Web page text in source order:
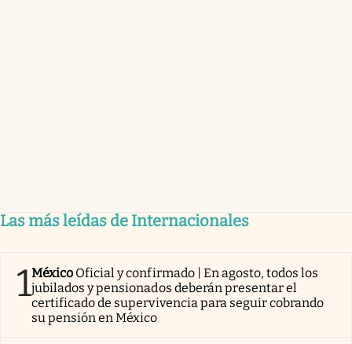
Las más leídas de Internacionales
1México Oficial y confirmado | En agosto, todos los
jubilados y pensionados deberán presentar el
certificado de supervivencia para seguir cobrando
su pensión en México